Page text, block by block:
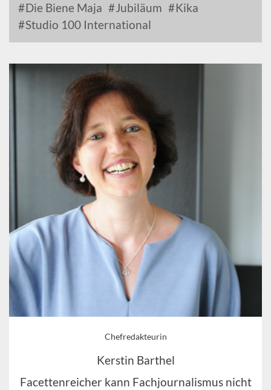
Die Biene Maja Jubiläum
Kika
Studio 100 International
Chefredakteurin
Kerstin Barthel
Facettenreicher kann Fachjournalismus nicht